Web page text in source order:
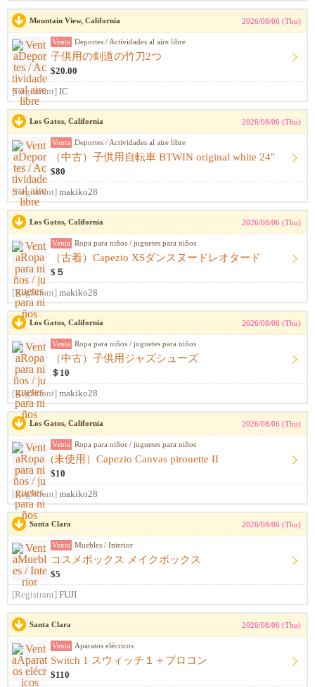
Mountain View, California 2026/08/06 (Thu)
Venta Deportes / Actividades al aire libre
子供用の剣道の竹刀2つ
$20.00
[Registrant] IC
Los Gatos, California 2026/08/06 (Thu)
Venta Deportes / Actividades al aire libre
（中古）子供用自転車 BTWIN original white 24"
$80
[Registrant] makiko28
Los Gatos, California 2026/08/06 (Thu)
Venta Ropa para niños / juguetes para niños
（古着）Capezio XSダンスヌードレオタード
$５
[Registrant] makiko28
Los Gatos, California 2026/08/06 (Thu)
Venta Ropa para niños / juguetes para niños
（中古）子供用ジャズシューズ
＄10
[Registrant] makiko28
Los Gatos, California 2026/08/06 (Thu)
Venta Ropa para niños / juguetes para niños
(未使用）Capezio Canvas pirouette II
$10
[Registrant] makiko28
Santa Clara 2026/08/06 (Thu)
Venta Muebles / Interior
コスメボックス メイクボックス
$5
[Registrant] FUJI
Santa Clara 2026/08/06 (Thu)
Venta Aparatos elécricos
Switch 1 スウィッチ１＋プロコン
$110